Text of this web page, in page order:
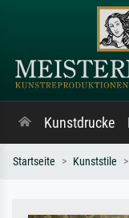
Kunstdrucke
Startseite Kunststile